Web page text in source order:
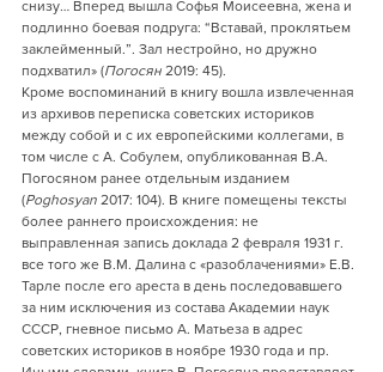
снизу… Вперед вышла Софья Моисеевна, жена и
подлинно боевая подруга: “Вставай, проклятьем
заклейменный.”. Зал нестройно, но дружно
подхватил» (Погосян 2019: 45).
Кроме воспоминаний в книгу вошла извлеченная
из архивов переписка советских историков
между собой и с их европейскими коллегами, в
том числе с А. Собулем, опубликованная В.А.
Погосяном ранее отдельным изданием
(Poghosyan 2017: 104). В книге помещены тексты
более раннего происхождения: не
выправленная запись доклада 2 февраля 1931 г.
все того же В.М. Далина с «разоблачениями» Е.В.
Тарле после его ареста в день последовавшего
за ним исключения из состава Академии наук
СССР, гневное письмо А. Матьеза в адрес
советских историков в ноябре 1930 года и пр.